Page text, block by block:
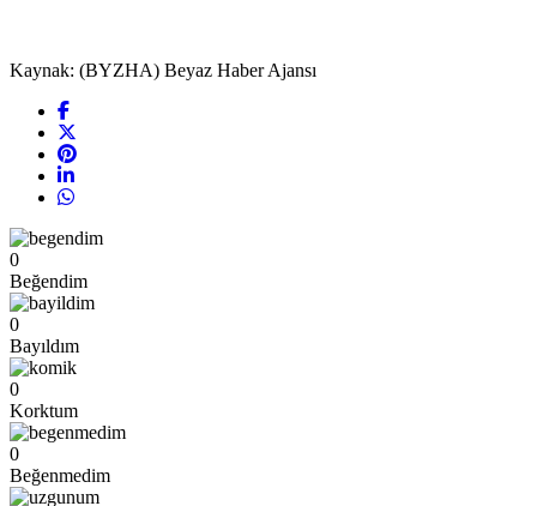
Kaynak: (BYZHA) Beyaz Haber Ajansı
0
Beğendim
0
Bayıldım
0
Korktum
0
Beğenmedim